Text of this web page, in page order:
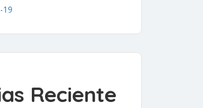
19
Reciente